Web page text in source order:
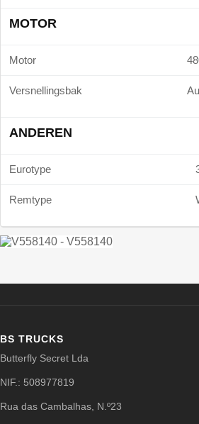
MOTOR
Motor
Versnellingsbak
ANDEREN
Eurotype
Remtype
BS TRUCKS
Butterfly Secret Lda
NIF.: 508977819
Rua das Cambalhas, N.º23